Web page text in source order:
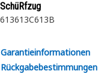
SchüRfzug
613613C613B
Garantieinformationen
Rückgabebestimmungen